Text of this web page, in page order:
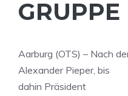
GRUPPE
Aarburg (OTS) – Nach
Alexander Pieper, bis
dahin Präsident